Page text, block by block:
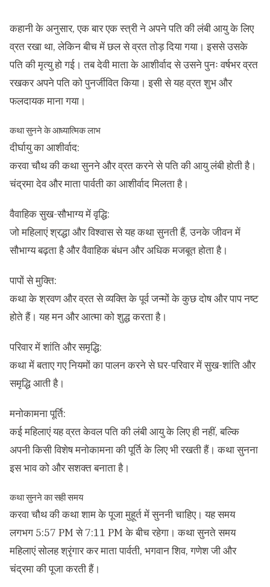
कहानी के अनुसार, एक बार एक स्त्री ने अपने पति की लंबी आयु के लिए
व्रत रखा था, लेकिन बीच में छल से व्रत तोड़ दिया गया। इससे उसके
पति की मृत्यु हो गई। तब देवी माता के आशीर्वाद से उसने पुनः वर्षभर व्रत
रखकर अपने पति को पुनर्जीवित किया। इसी से यह व्रत शुभ और
फलदायक माना गया।
कथा सुनने के आध्यात्मिक लाभ
दीर्घायु का आशीर्वाद:
करवा चौथ की कथा सुनने और व्रत करने से पति की आयु लंबी होती है।
चंद्रमा देव और माता पार्वती का आशीर्वाद मिलता है।
वैवाहिक सुख-सौभाग्य में वृद्धि:
जो महिलाएं श्रद्धा और विश्वास से यह कथा सुनती हैं, उनके जीवन में
सौभाग्य बढ़ता है और वैवाहिक बंधन और अधिक मजबूत होता है।
पापों से मुक्ति:
कथा के श्रवण और व्रत से व्यक्ति के पूर्व जन्मों के कुछ दोष और पाप नष्ट
होते हैं। यह मन और आत्मा को शुद्ध करता है।
परिवार में शांति और समृद्धि:
कथा में बताए गए नियमों का पालन करने से घर-परिवार में सुख-शांति और
समृद्धि आती है।
मनोकामना पूर्ति:
कई महिलाएं यह व्रत केवल पति की लंबी आयु के लिए ही नहीं, बल्कि
अपनी किसी विशेष मनोकामना की पूर्ति के लिए भी रखती हैं। कथा सुनना
इस भाव को और सशक्त बनाता है।
कथा सुनने का सही समय
करवा चौथ की कथा शाम के पूजा मुहूर्त में सुननी चाहिए। यह समय
लगभग 5:57 PM से 7:11 PM के बीच रहेगा। कथा सुनते समय
महिलाएं सोलह श्रृंगार कर माता पार्वती, भगवान शिव, गणेश जी और
चंद्रमा की पूजा करती हैं।